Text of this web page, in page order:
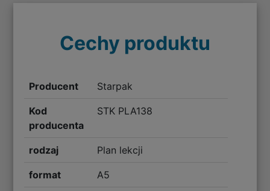
Cechy produktu
Producent Starpak
Kod
producenta
STK PLA138
rodzaj Plan lekcji
format A5